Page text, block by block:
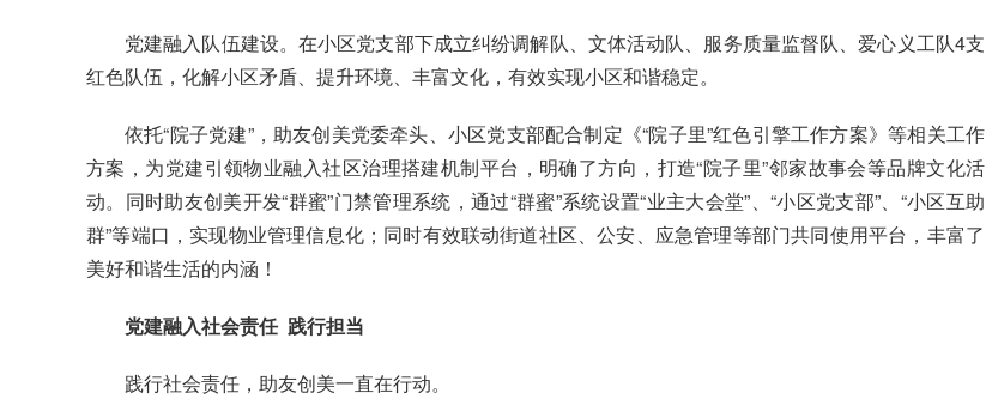
党建融入队伍建设。在小区党支部下成立纠纷调解队、文体活动队、服务质量监督队、爱心义工队4支
红色队伍，化解小区矛盾、提升环境、丰富文化，有效实现小区和谐稳定。
依托“院子党建”，助友创美党委牵头、小区党支部配合制定《“院子里”红色引擎工作方案》等相关工作
方案，为党建引领物业融入社区治理搭建机制平台，明确了方向，打造“院子里”邻家故事会等品牌文化活
动。同时助友创美开发“群蜜”门禁管理系统，通过“群蜜”系统设置“业主大会堂”、“小区党支部”、“小区互助
群”等端口，实现物业管理信息化；同时有效联动街道社区、公安、应急管理等部门共同使用平台，丰富了
美好和谐生活的内涵！
党建融入社会责任 践行担当
践行社会责任，助友创美一直在行动。